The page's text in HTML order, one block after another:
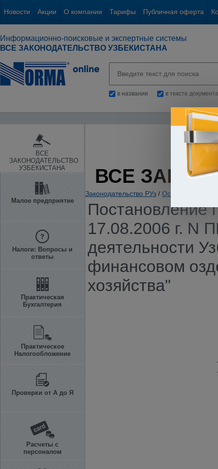
Новости Акции О компании Тарифы Публичная оферта
Информационно-поисковые и экспертные системы
ВСЕ ЗАКОНОДАТЕЛЬСТВО УЗБЕКИСТАНА
в названии в тексте документа
ВСЕ
ЗАКОНОДАТЕЛЬСТВО
УЗБЕКИСТАНА
Малое предприятие
Налоги: Вопросы и
ответы
Практическая
Бухгалтерия
Практическое
Налогообложение
Проверки от А до Я
Расчеты с
персоналом
ВСЕ
Законодательство РУз / Основы
Постановление
17.08.2006 г. N
деятельности
финансовом
хозяйства"